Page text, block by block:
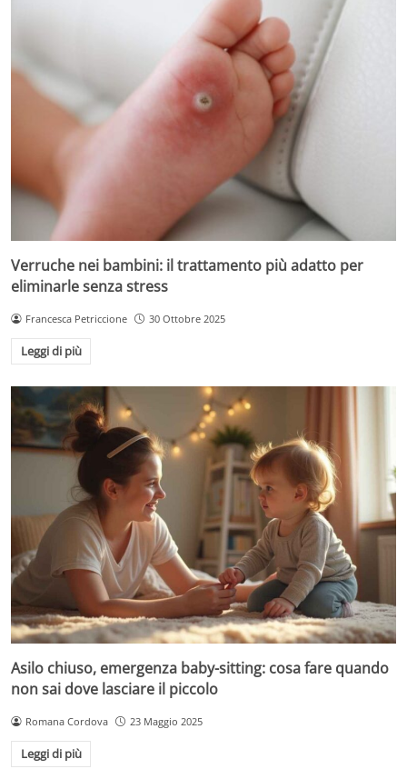
Verruche nei bambini: il trattamento più adatto per
eliminarle senza stress
Francesca Petriccione 30 Ottobre 2025
Leggi di più
Asilo chiuso, emergenza baby-sitting: cosa fare quando
non sai dove lasciare il piccolo
Romana Cordova 23 Maggio 2025
Leggi di più